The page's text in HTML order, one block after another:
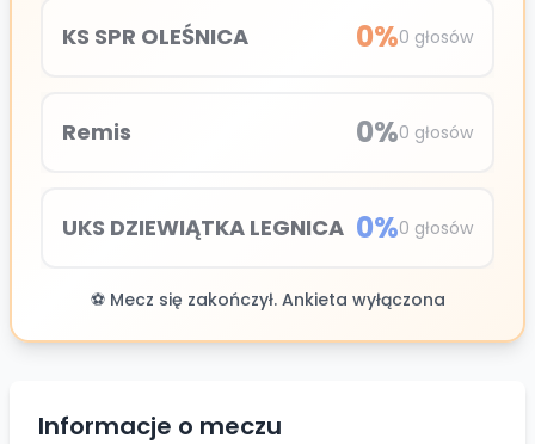
KS SPR OLEŚNICA 0%0 głosów
Remis 0%0 głosów
UKS DZIEWIĄTKA LEGNICA 0%0 głosów
⚽ Mecz się zakończył. Ankieta wyłączona
Informacje o meczu